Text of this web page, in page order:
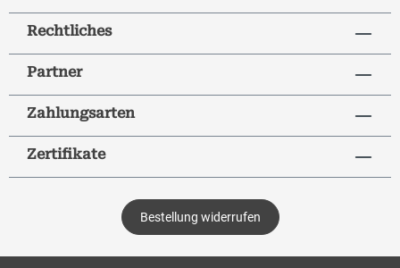
Rechtliches
Partner
Zahlungsarten
Zertifikate
Bestellung widerrufen